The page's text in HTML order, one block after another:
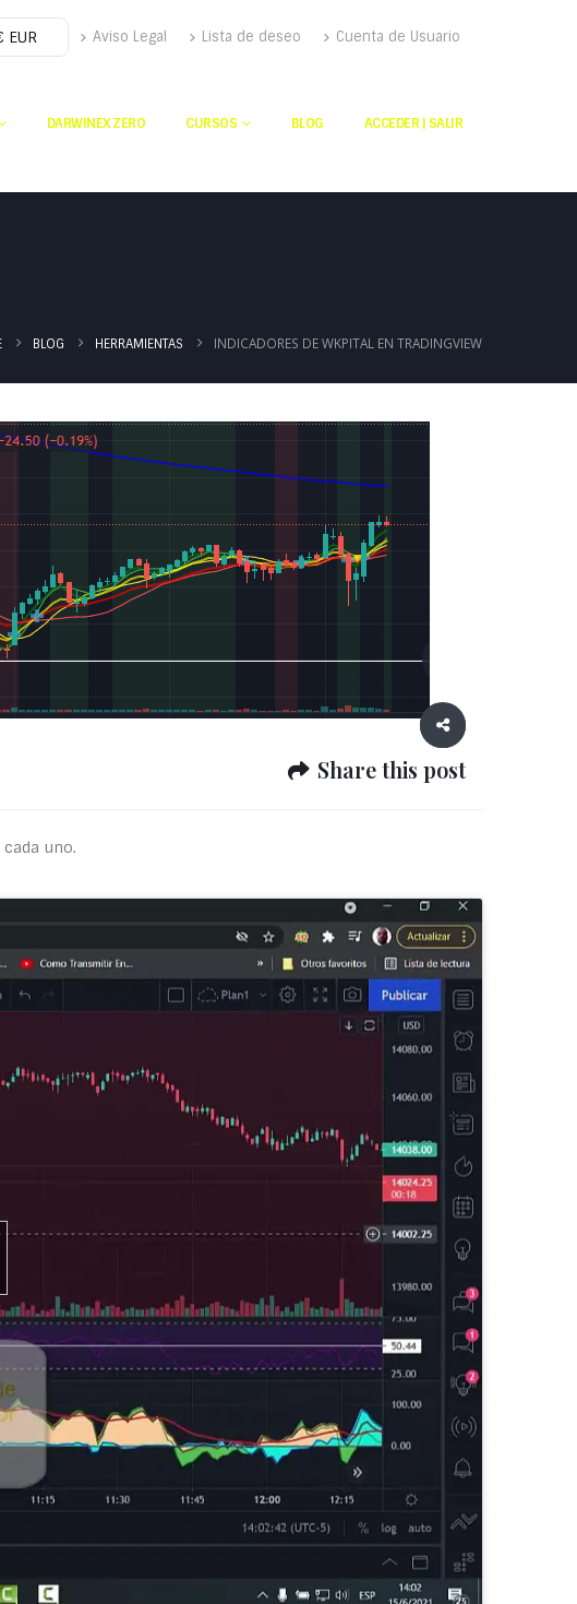
EUR Aviso Legal Lista de deseo Cuenta de Usuario
DARWINEX ZERO CURSOS BLOG ACCEDER | SALIR
BLOG HERRAMIENTAS INDICADORES DE WKPITAL EN TRADINGVIEW
Share this post
uno.